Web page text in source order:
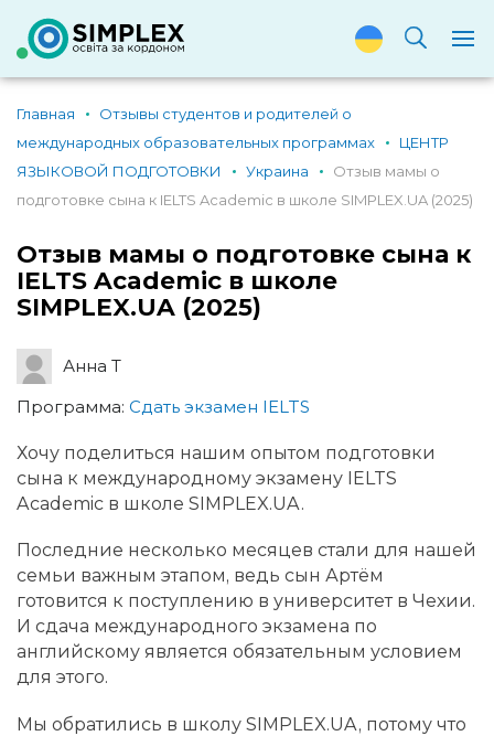
Главная
Отзывы студентов и родителей о
международных образовательных программах
ЦЕНТР
ЯЗЫКОВОЙ ПОДГОТОВКИ
Украина
Отзыв мамы о
подготовке сына к IELTS Academic в школе SIMPLEX.UA (2025)
Отзыв мамы о подготовке сына к
IELTS Academic в школе
SIMPLEX.UA (2025)
Анна Т
Программа: Сдать экзамен IELTS
Хочу поделиться нашим опытом подготовки
сына к международному экзамену IELTS
Academic в школе SIMPLEX.UA.
Последние несколько месяцев стали для нашей
семьи важным этапом, ведь сын Артём
готовится к поступлению в университет в Чехии.
И сдача международного экзамена по
английскому является обязательным условием
для этого.
Мы обратились в школу SIMPLEX.UA, потому что